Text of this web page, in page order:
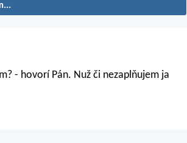
- hovorí Pán. Nuž či nezaplňujem ja